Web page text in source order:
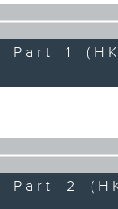
Part 1
Part 2